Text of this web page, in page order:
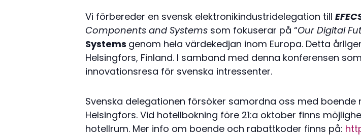
Vi förbereder en svensk elektronikindustridelegation till
Components and Systems som fokuserar på “Our Digital
Systems genom hela värdekedjan inom Europa. Detta
Helsingfors, Finland. I samband med denna konferensen
innovationsresa för svenska intressenter.
Svenska delegationen försöker samordna oss med boende
Helsingfors. Vid hotellbokning före 21:a oktober finns
hotellrum. Mer info om boende och rabattkoder finns på: